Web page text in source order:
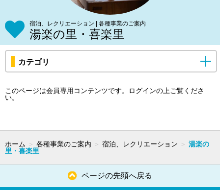
宿泊、レクリエーション | 各種事業のご案内
湯楽の里・喜楽里
カテゴリ
このページは会員専用コンテンツです。 ログインの上ご覧くださ
い。
ホーム ＞ 各種事業のご案内 ＞ 宿泊、レクリエーション ＞ 湯楽の
里・喜楽里
ページの先頭へ戻る